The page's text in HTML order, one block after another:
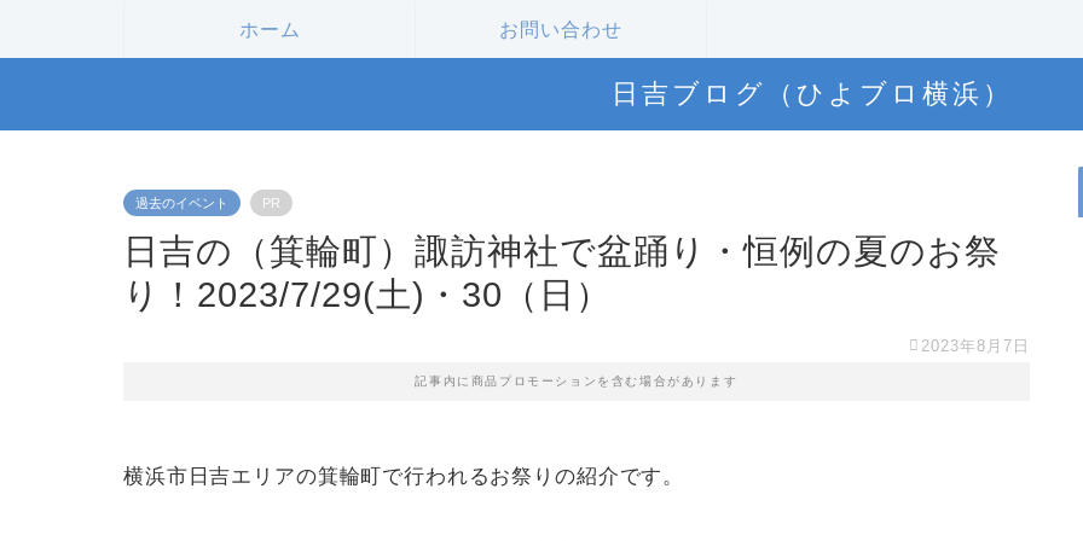
ホーム お問い合わせ
日吉ブログ（ひよブロ横浜）
過去のイベント PR
日吉の（箕輪町）諏訪神社で盆踊り・恒例の夏のお祭
り！2023/7/29(土)・30（日）
2023年8月7日
記事内に商品プロモーションを含む場合があります
横浜市日吉エリアの箕輪町で行われるお祭りの紹介です。